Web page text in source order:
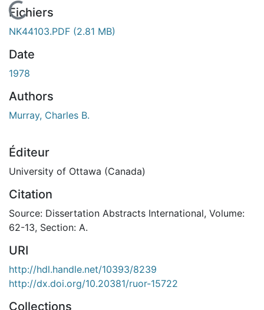
En cours de chargement...
Fichiers
NK44103.PDF (2.81 MB)
Date
1978
Authors
Murray, Charles B.
Éditeur
University of Ottawa (Canada)
Citation
Source: Dissertation Abstracts International, Volume:
62-13, Section: A.
URI
http://hdl.handle.net/10393/8239
http://dx.doi.org/10.20381/ruor-15722
Collections